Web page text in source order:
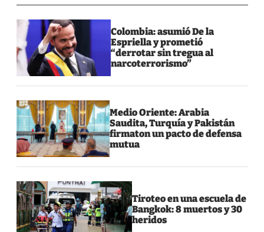
Colombia: asumió De la
Espriella y prometió
“derrotar sin tregua al
narcoterrorismo”
Medio Oriente: Arabia
Saudita, Turquía y Pakistán
firmaton un pacto de defensa
mutua
Tiroteo en una escuela de
Bangkok: 8 muertos y 30
heridos